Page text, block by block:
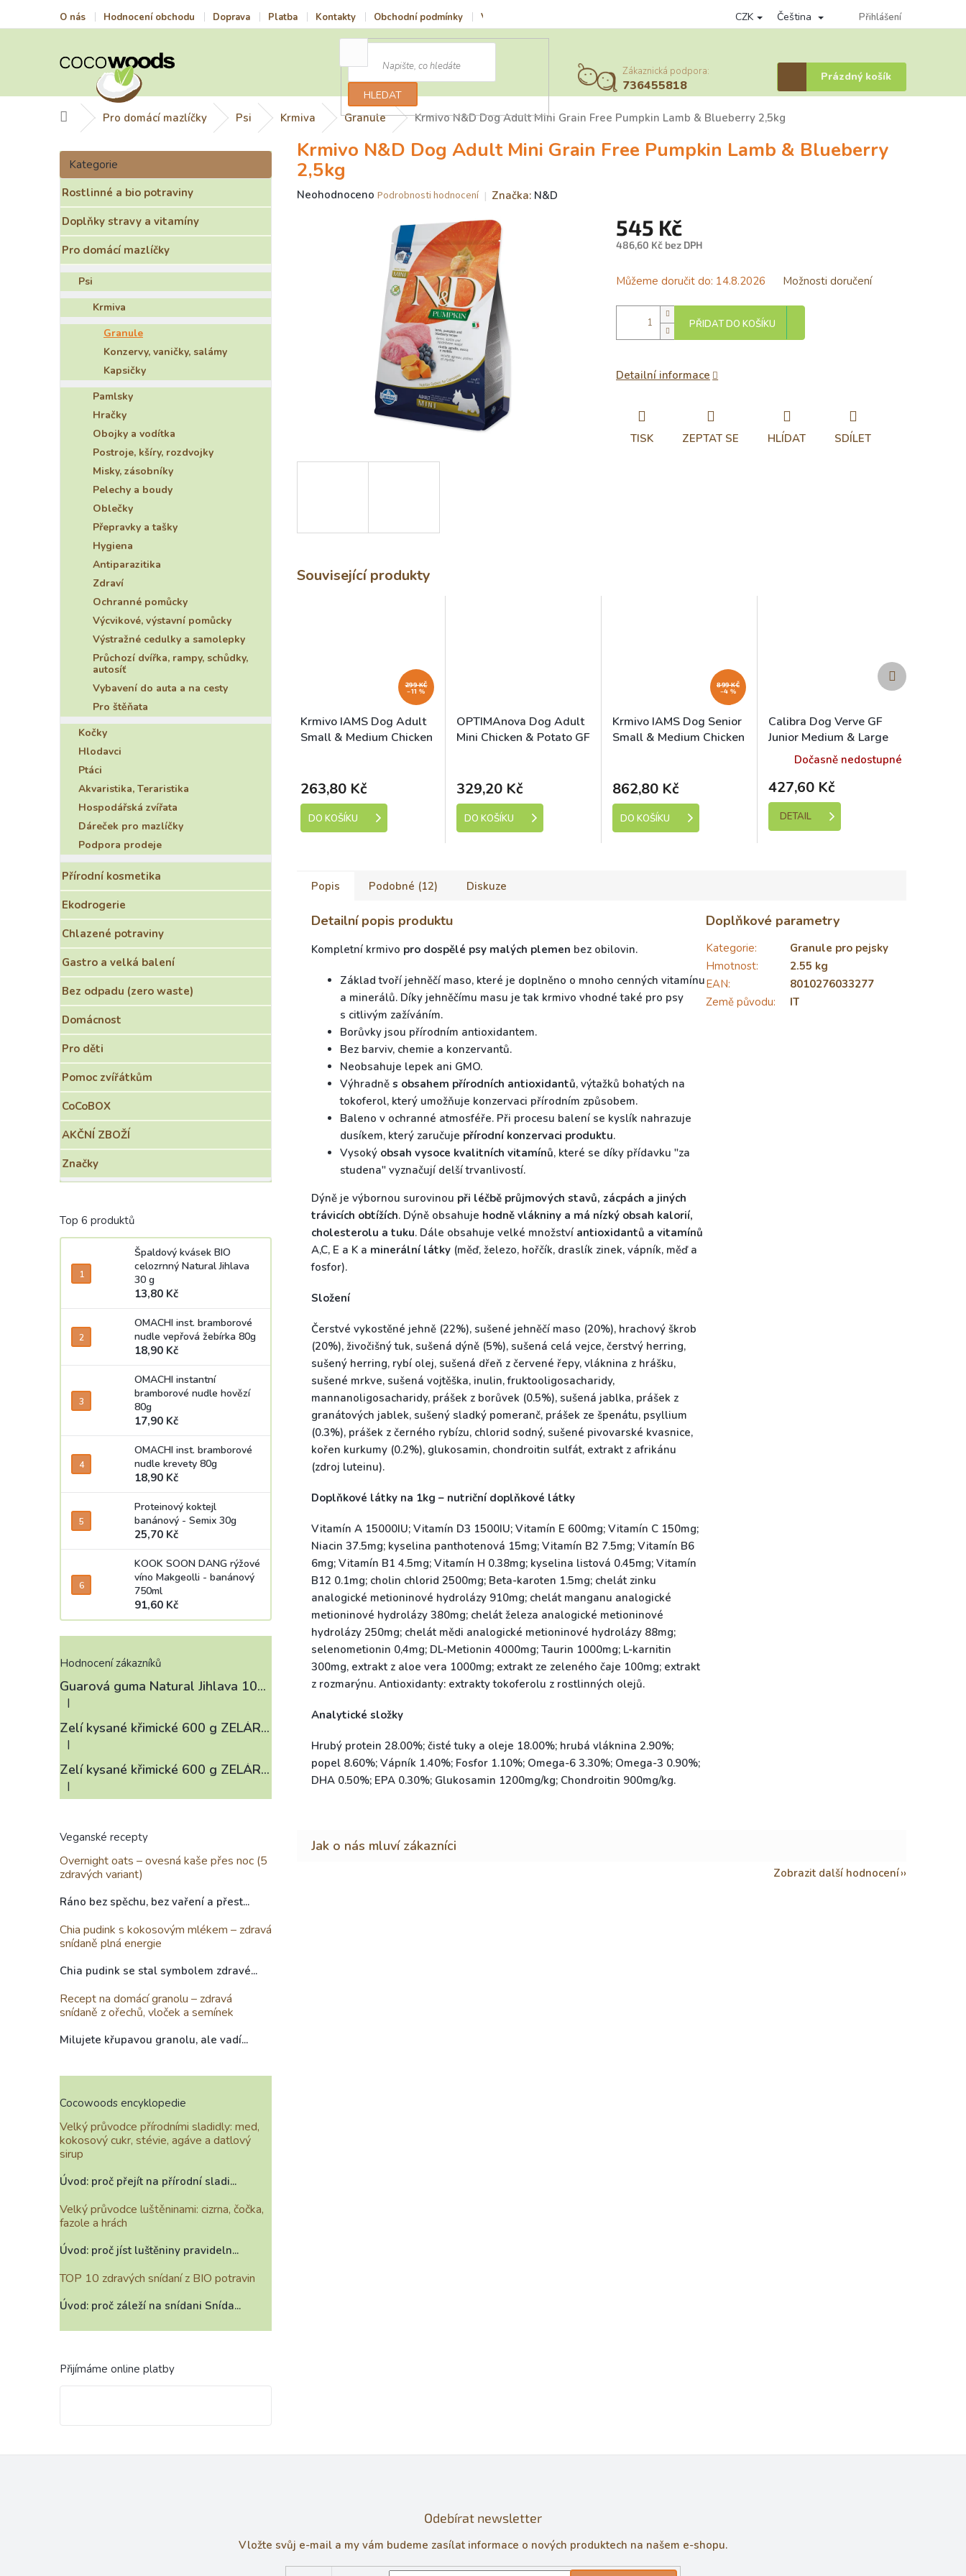
O nás Hodnocení obchodu Doprava Platba Kontakty Obchodní podmínky Vrácení zboží a reklamace Podmínky ochrany osobních údajů Věrnostní program Provizní systém
CZK Čeština Přihlášení
HLEDAT
Zákaznická podpora:
736455818
Nákupní
košík
Prázdný košík
Domů Pro domácí mazlíčky Psi Krmiva Granule Krmivo N&D Dog Adult Mini Grain Free Pumpkin Lamb & Blueberry 2,5kg
P
s
t
r
a
n
n
í
p
n
Přeskočit
kategorie
Kategorie
Rostlinné a bio potraviny
Doplňky stravy a vitamíny
Pro domácí mazlíčky
Psi
Krmiva
Granule
Konzervy, vaničky, salámy
Kapsičky
Pamlsky
Hračky
Obojky a vodítka
Postroje, kšíry, rozdvojky
Misky, zásobníky
Pelechy a boudy
Oblečky
Přepravky a tašky
Hygiena
Antiparazitika
Zdraví
Ochranné pomůcky
Výcvikové, výstavní pomůcky
Výstražné cedulky a samolepky
Průchozí dvířka, rampy, schůdky,
autosíť
Vybavení do auta a na cesty
Pro štěňata
Kočky
Hlodavci
Ptáci
Akvaristika, Teraristika
Hospodářská zvířata
Dáreček pro mazlíčky
Podpora prodeje
Přírodní kosmetika
Ekodrogerie
Chlazené potraviny
Gastro a velká balení
Bez odpadu (zero waste)
Domácnost
Pro děti
Pomoc zvířátkům
CoCoBOX
AKČNÍ ZBOŽÍ
Značky
Top 6 produktů
Špaldový kvásek BIO
celozrnný Natural Jihlava
30 g
13,80 Kč
OMACHI inst. bramborové
nudle vepřová žebírka 80g
18,90 Kč
OMACHI instantní
bramborové nudle hovězí
80g
17,90 Kč
OMACHI inst. bramborové
nudle krevety 80g
18,90 Kč
Proteinový koktejl
banánový - Semix 30g
25,70 Kč
KOOK SOON DANG rýžové
víno Makgeolli - banánový
750ml
91,60 Kč
Hodnocení zákazníků
Guarová guma Natural Jihlava 100 g
Hodnocení produktu je 4 z 5 hvězdiček.
|
Zelí kysané křimické 600 g ZELÁRNA LOBKOWICZ
Hodnocení produktu je 3 z 5 hvězdiček.
|
Zelí kysané křimické 600 g ZELÁRNA LOBKOWICZ
Hodnocení produktu je 4 z 5 hvězdiček.
|
Veganské recepty
Overnight oats – ovesná kaše přes noc (5
zdravých variant)
Ráno bez spěchu, bez vaření a přest...
Chia pudink s kokosovým mlékem – zdravá
snídaně plná energie
Chia pudink se stal symbolem zdravé...
Recept na domácí granolu – zdravá
snídaně z ořechů, vloček a semínek
Milujete křupavou granolu, ale vadí...
Cocowoods encyklopedie
Velký průvodce přírodními sladidly: med,
kokosový cukr, stévie, agáve a datlový
sirup
Úvod: proč přejít na přírodní sladi...
Velký průvodce luštěninami: cizrna, čočka,
fazole a hrách
Úvod: proč jíst luštěniny pravideln...
TOP 10 zdravých snídaní z BIO potravin
Úvod: proč záleží na snídani Snída...
Přijímáme online platby
Krmivo N&D Dog Adult Mini Grain Free Pumpkin Lamb & Blueberry
2,5kg
Průměrné
Neohodnoceno Podrobnosti hodnocení Značka: N&D
545 Kč
486,60 Kč bez DPH
cena:
Můžeme doručit do: 14.8.2026 Možnosti doručení
PŘIDAT DO KOŠÍKU
Detailní informace
TISK ZEPTAT SE HLÍDAT SDÍLET
Související produkty
299 KČ
–11 %
Krmivo IAMS Dog Adult
Small & Medium Chicken
263,80 Kč
DO KOŠÍKU
OPTIMAnova Dog Adult
Mini Chicken & Potato GF
329,20 Kč
DO KOŠÍKU
899 KČ
–4 %
Krmivo IAMS Dog Senior
Small & Medium Chicken
862,80 Kč
DO KOŠÍKU
Calibra Dog Verve GF
Junior Medium & Large
Chicken & Duck 2 kg
Dočasně nedostupné
427,60 Kč
DETAIL
Další
produkt
Popis Podobné (12) Diskuze
Detailní popis produktu
Kompletní krmivo pro dospělé psy malých plemen bez obilovin.
Základ tvoří jehněčí maso, které je doplněno o mnoho cenných vitamínu
a minerálů. Díky jehněčímu masu je tak krmivo vhodné také pro psy
s citlivým zažíváním.
Borůvky jsou přírodním antioxidantem.
Bez barviv, chemie a konzervantů.
Neobsahuje lepek ani GMO.
Výhradně s obsahem přírodních antioxidantů, výtažků bohatých na
tokoferol, který umožňuje konzervaci přírodním způsobem.
Baleno v ochranné atmosféře. Při procesu balení se kyslík nahrazuje
dusíkem, který zaručuje přírodní konzervaci produktu.
Vysoký obsah vysoce kvalitních vitamínů, které se díky přídavku "za
studena" vyznačují delší trvanlivostí.
Dýně je výbornou surovinou při léčbě průjmových stavů, zácpách a jiných
trávicích obtížích. Dýně obsahuje hodně vlákniny a má nízký obsah kalorií,
cholesterolu a tuku. Dále obsahuje velké množství antioxidantů a vitamínů
A,C, E a K a minerální látky (měď, železo, hořčík, draslík zinek, vápník, měď a
fosfor).
Složení
Čerstvé vykostěné jehně (22%), sušené jehněčí maso (20%), hrachový škrob
(20%), živočišný tuk, sušená dýně (5%), sušená celá vejce, čerstvý herring,
sušený herring, rybí olej, sušená dřeň z červené řepy, vláknina z hrášku,
sušené mrkve, sušená vojtěška, inulin, fruktooligosacharidy,
mannanoligosacharidy, prášek z borůvek (0.5%), sušená jablka, prášek z
granátových jablek, sušený sladký pomeranč, prášek ze špenátu, psyllium
(0.3%), prášek z černého rybízu, chlorid sodný, sušené pivovarské kvasnice,
kořen kurkumy (0.2%), glukosamin, chondroitin sulfát, extrakt z afrikánu
(zdroj luteinu).
Doplňkové látky na 1kg – nutriční doplňkové látky
Vitamín A 15000IU; Vitamín D3 1500IU; Vitamín E 600mg; Vitamín C 150mg;
Niacin 37.5mg; kyselina panthotenová 15mg; Vitamín B2 7.5mg; Vitamín B6
6mg; Vitamín B1 4.5mg; Vitamín H 0.38mg; kyselina listová 0.45mg; Vitamín
B12 0.1mg; cholin chlorid 2500mg; Beta-karoten 1.5mg; chelát zinku
analogické metioninové hydrolázy 910mg; chelát manganu analogické
metioninové hydrolázy 380mg; chelát železa analogické metioninové
hydrolázy 250mg; chelát mědi analogické metioninové hydrolázy 88mg;
selenometionin 0,4mg; DL-Metionin 4000mg; Taurin 1000mg; L-karnitin
300mg, extrakt z aloe vera 1000mg; extrakt ze zeleného čaje 100mg; extrakt
z rozmarýnu. Antioxidanty: extrakty tokoferolu z rostlinných olejů.
Analytické složky
Hrubý protein 28.00%; čisté tuky a oleje 18.00%; hrubá vláknina 2.90%;
popel 8.60%; Vápník 1.40%; Fosfor 1.10%; Omega-6 3.30%; Omega-3 0.90%;
DHA 0.50%; EPA 0.30%; Glukosamin 1200mg/kg; Chondroitin 900mg/kg.
Doplňkové parametry
Kategorie:
Granule pro pejsky
Hmotnost:
2.55 kg
EAN:
8010276033277
Země původu: IT
Zobrazit další hodnocení
Odebírat newsletter
Vložte svůj e-mail a my vám budeme zasílat informace o nových produktech na našem e-shopu.